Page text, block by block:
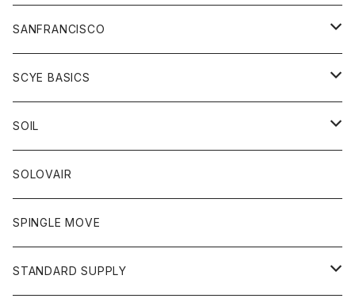
ニット
ベスト
ボトム
ワンピース
コート
パーカー
スカート
Tシャツ
トップス
Tシャツ
トレーナー
ボトム
ショートパンツ
スカート
レディース
スカート
アクセサリー
グッズ
靴
SANFRANCISCO
アウター
カーディガン
コート
グッズ
ネクタイ
グローブ
アクセサリー
トップス
カットソー
ボトム
SCYE BASICS
ボトム
ジーンズ
チノパン
トップス
ポロシャツ
ベスト
靴
SOIL
靴
ワンピース
トップス
SOLOVAIR
SPINGLE MOVE
STANDARD SUPPLY